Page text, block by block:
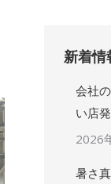
新着情
会社
い店
2026
暑さ